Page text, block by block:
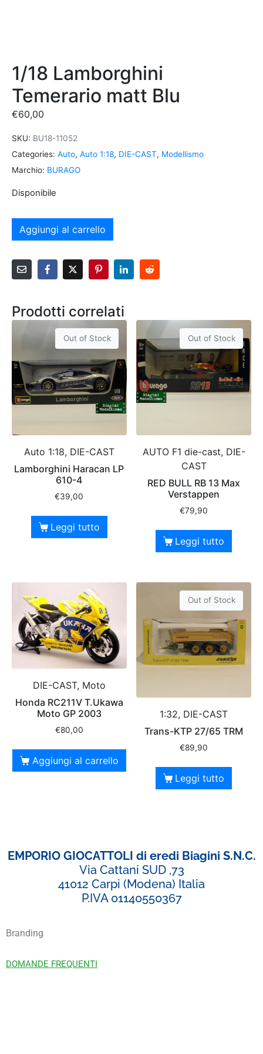
1/18 Lamborghini
Temerario matt Blu
€60,00
SKU: BU18-11052
Categories: Auto, Auto 1:18, DIE-CAST, Modellismo
Marchio: BURAGO
Disponibile
Aggiungi al carrello
Prodotti correlati
Out of Stock
Auto 1:18, DIE-CAST
Lamborghini Haracan LP
610-4
€39,00
Leggi tutto
Out of Stock
AUTO F1 die-cast, DIE-
CAST
RED BULL RB 13 Max
Verstappen
€79,90
Leggi tutto
DIE-CAST, Moto
Honda RC211V T.Ukawa
Moto GP 2003
€80,00
Aggiungi al carrello
Out of Stock
1:32, DIE-CAST
Trans-KTP 27/65 TRM
€89,90
Leggi tutto
EMPORIO GIOCATTOLI di eredi Biagini S.N.C.
Via Cattani SUD ,73
41012 Carpi (Modena) Italia
P.IVA 01140550367
Branding
DOMANDE FREQUENTI